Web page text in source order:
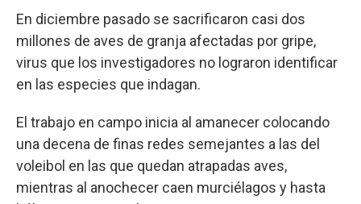
En diciembre pasado se sacrificaron casi dos
millones de aves de granja afectadas por gripe,
virus que los investigadores no lograron identificar
en las especies que indagan.
El trabajo en campo inicia al amanecer colocando
una decena de finas redes semejantes a las del
voleibol en las que quedan atrapadas aves,
mientras al anochecer caen murciélagos y hasta